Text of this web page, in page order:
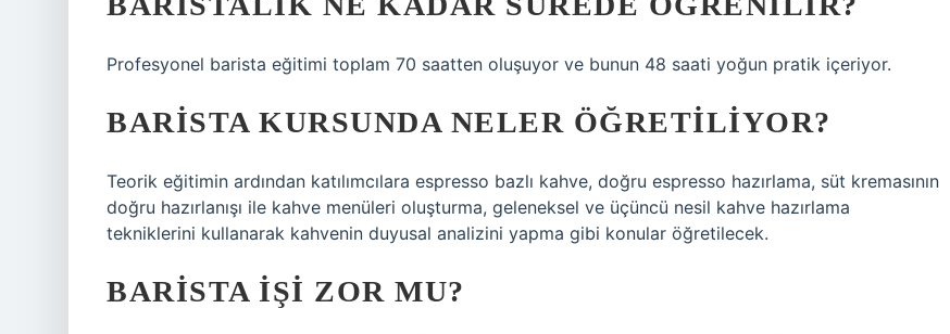
Profesyonel barista eğitimi toplam 70 saatten oluşuyor ve bunun 48 saati yoğun pratik içeriyor.
BARISTA KURSUNDA NELER ÖĞRETILIYOR?
Teorik eğitimin ardından katılımcılara espresso bazlı kahve, doğru espresso hazırlama, süt kremasının
doğru hazırlanışı ile kahve menüleri oluşturma, geleneksel ve üçüncü nesil kahve hazırlama
tekniklerini kullanarak kahvenin duyusal analizini yapma gibi konular öğretilecek.
BARISTA IŞI ZOR MU?